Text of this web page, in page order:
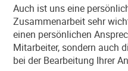
Auch ist uns eine
Zusammenarbeit sehr
einen persönlichen
Mitarbeiter, sondern auch
bei der Bearbeitung Ihrer